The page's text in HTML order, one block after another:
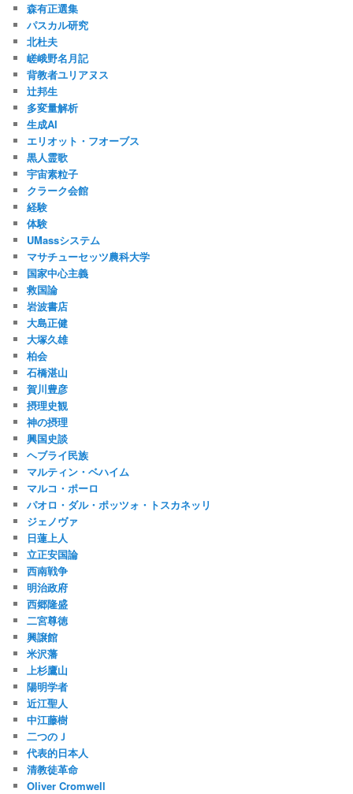
森有正選集
パスカル研究
北杜夫
嵯峨野名月記
背教者ユリアヌス
辻邦生
多変量解析
生成AI
エリオット・フオーブス
黒人霊歌
宇宙素粒子
クラーク会館
経験
体験
UMassシステム
マサチューセッツ農科大学
国家中心主義
救国論
岩波書店
大島正健
大塚久雄
柏会
石橋湛山
賀川豊彦
摂理史観
神の摂理
興国史談
ヘブライ民族
マルティン・ベハイム
マルコ・ポーロ
パオロ・ダル・ポッツォ・トスカネッリ
ジェノヴァ
日蓮上人
立正安国論
西南戦争
明治政府
西郷隆盛
二宮尊徳
興譲館
米沢藩
上杉鷹山
陽明学者
近江聖人
中江藤樹
二つのＪ
代表的日本人
清教徒革命
Oliver Cromwell